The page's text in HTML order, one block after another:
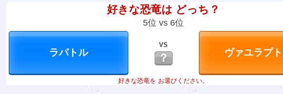
好きな恐竜は どっち？
5位 vs 6位
VS
？
好きな恐竜を お選びください。